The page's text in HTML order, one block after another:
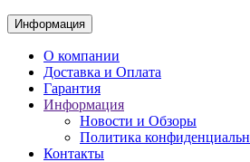
Информация
О компании
Доставка и Оплата
Гарантия
Информация
Новости и Обзоры
Политика
Контакты